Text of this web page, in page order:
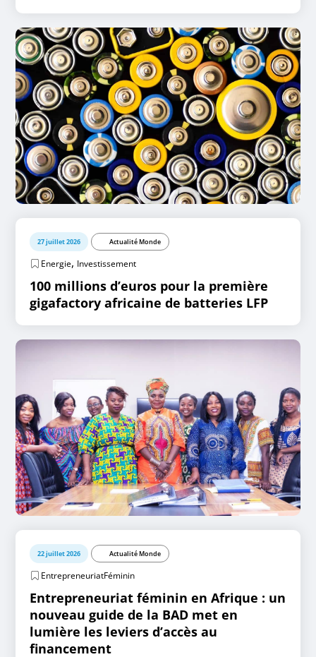
27 juillet 2026 Actualité Monde
Energie, Investissement
100 millions d’euros pour la première
gigafactory africaine de batteries LFP
22 juillet 2026 Actualité Monde
EntrepreneuriatFéminin
Entrepreneuriat féminin en Afrique : un
nouveau guide de la BAD met en
lumière les leviers d’accès au
financement